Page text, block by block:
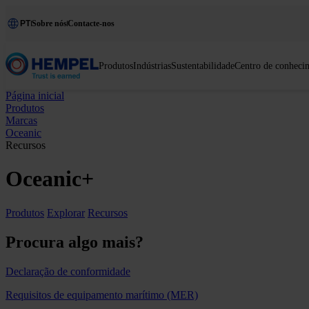
PT Sobre nósContacte-nos
ProdutosIndústriasSustentabilidadeCentro de
Página inicial
Produtos
Marcas
Oceanic
Recursos
Oceanic+
Produtos Explorar Recursos
Procura algo mais?
Declaração de conformidade
Requisitos de equipamento marítimo (MER)